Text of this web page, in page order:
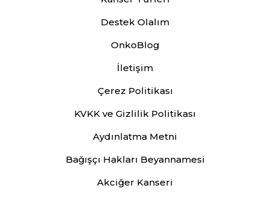
Destek Olalım
OnkoBlog
İletişim
Çerez Politikası
KVKK ve Gizlilik Politikası
Aydınlatma Metni
Bağışçı Hakları Beyannamesi
Akciğer Kanseri